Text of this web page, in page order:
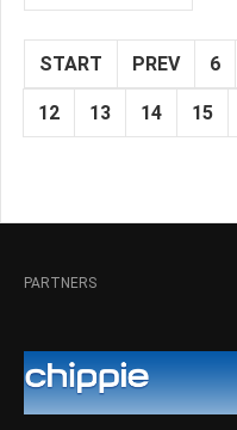
START PREV 6
12 13 14 15
PARTNERS